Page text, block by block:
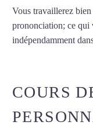
Vous travaillerez
prononciation; ce qui
indépendamment
COURS